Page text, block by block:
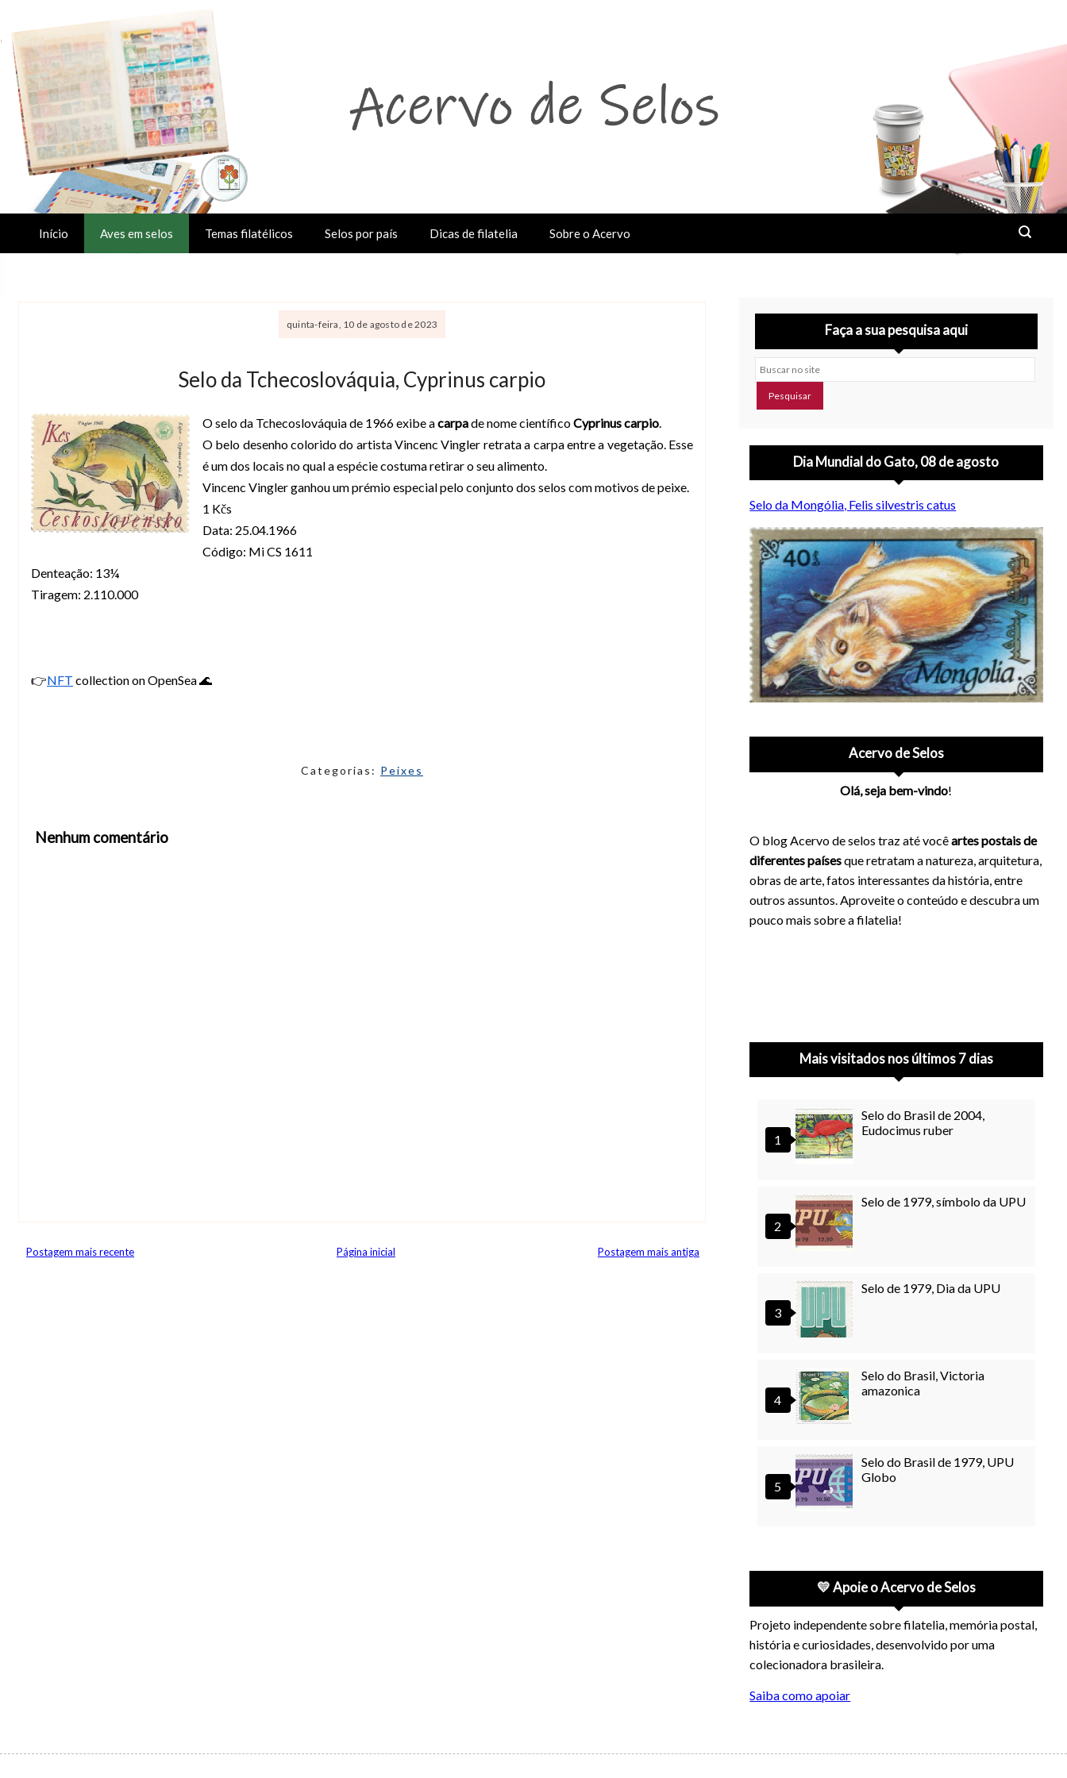
Início Aves em selos Temas filatélicos Selos por país Dicas de filatelia Sobre o Acervo
quinta-feira, 10 de agosto de 2023
Selo da Tchecoslováquia, Cyprinus carpio
O selo da Tchecoslováquia de 1966 exibe acarpade nome científicoCyprinus carpio
O belo desenho colorido do artista Vincenc Vingler retrata a carpa entre a vegetação. Esse
é um dos locais no qual a espécie costuma retirar o seu alimento.
Vincenc Vingler ganhou um prémio especial pelo conjunto dos selos com motivos de peixe.
1 Kčs
Data: 25.04.1966
Código: Mi CS 1611
Denteação: 13¼
Tiragem: 2.110.000
👉NFT collection on OpenSea 🌊
Categorias: Peixes
Nenhum comentário
Postagem mais recente Postagem mais antiga
Página inicial
Faça a sua pesquisa aqui
Buscar no site
Dia Mundial do Gato, 08 de agosto
Selo da Mongólia, Felis silvestris catus
Acervo de Selos
Olá, seja bem-vindo!
O blog Acervo de selos traz até vocêartes postais de
diferentes paísesque retratam a natureza, arquitetura,
obras de arte, fatos interessantes da história, entre
outros assuntos. Aproveite o conteúdo e descubra um
pouco mais sobre a filatelia!
Mais visitados nos últimos 7 dias
Selo do Brasil de 2004,
Eudocimus ruber
Selo de 1979, símbolo da UPU
Selo de 1979, Dia da UPU
Selo do Brasil, Victoria
amazonica
Selo do Brasil de 1979, UPU
Globo
💛 Apoie o Acervo de Selos
Projeto independente sobre filatelia, memória postal,
história e curiosidades, desenvolvido por uma
colecionadora brasileira.
Saiba como apoiar